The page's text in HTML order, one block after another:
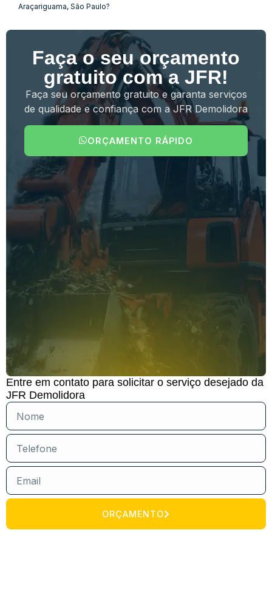
Araçariguama, São Paulo?
Faça o seu orçamento
gratuito com a JFR!
Faça seu orçamento gratuito e garanta serviços
de qualidade e confiança com a JFR Demolidora
ORÇAMENTO RÁPIDO
Entre em contato para solicitar o serviço desejado da
JFR Demolidora
ORÇAMENTO